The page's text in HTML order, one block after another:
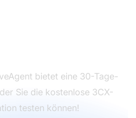
bietet eine 30-Tage-
Sie die kostenlose 3CX-
testen können!